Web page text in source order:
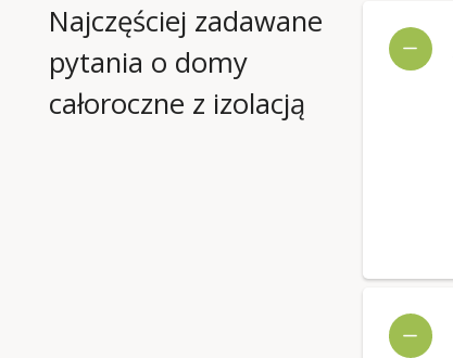
Najczęściej zadawane
pytania o domy
całoroczne z izolacją